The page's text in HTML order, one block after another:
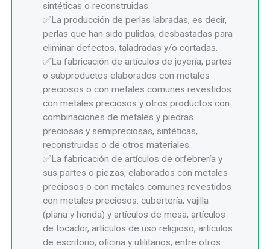
sintéticas o reconstruidas.
La producción de perlas labradas, es decir,
perlas que han sido pulidas, desbastadas para
eliminar defectos, taladradas y/o cortadas.
La fabricación de artículos de joyería, partes
o subproductos elaborados con metales
preciosos o con metales comunes revestidos
con metales preciosos y otros productos con
combinaciones de metales y piedras
preciosas y semipreciosas, sintéticas,
reconstruidas o de otros materiales.
La fabricación de artículos de orfebrería y
sus partes o piezas, elaborados con metales
preciosos o con metales comunes revestidos
con metales preciosos: cubertería, vajilla
(plana y honda) y artículos de mesa, artículos
de tocador, artículos de uso religioso, artículos
de escritorio, oficina y utilitarios, entre otros.